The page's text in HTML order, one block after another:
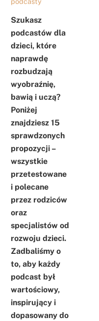
Szukasz
podcastów dla
dzieci, które
naprawdę
rozbudzają
wyobraźnię,
bawią i uczą?
Poniżej
znajdziesz 15
sprawdzonych
propozycji –
wszystkie
przetestowane
i polecane
przez rodziców
oraz
specjalistów od
rozwoju dzieci.
Zadbaliśmy o
to, aby każdy
podcast był
wartościowy,
inspirujący i
dopasowany do